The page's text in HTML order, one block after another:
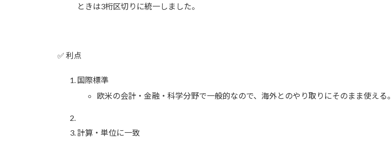
ときは3桁区切りに統一しました。
✅ 利点
国際標準
欧米の会計・金融・科学分野で一般的なので、海外とのやり取りにそのまま使える。
計算・単位に一致